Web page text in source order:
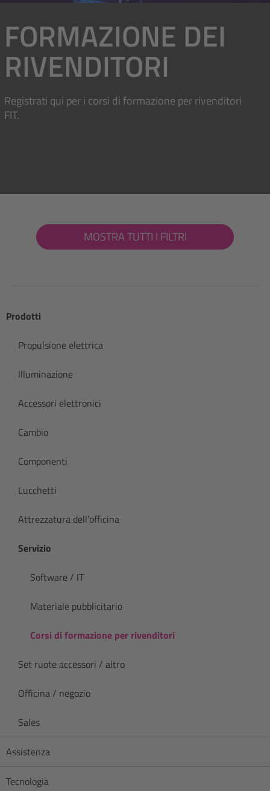
FORMAZIONE DEI
RIVENDITORI
Registrati qui per i corsi di formazione per rivenditori
FIT.
MOSTRA TUTTI I FILTRI
Prodotti
Propulsione elettrica
Illuminazione
Accessori elettronici
Cambio
Componenti
Lucchetti
Attrezzatura dell’officina
Servizio
Software / IT
Materiale pubblicitario
Corsi di formazione per rivenditori
Set ruote accessori / altro
Officina / negozio
Sales
Assistenza
Tecnologia